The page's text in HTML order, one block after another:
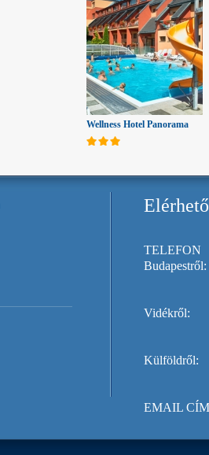
Wellness Hotel Panorama
TELEFON
Budapestről:
Vidékről:
Külföldről:
EMAIL